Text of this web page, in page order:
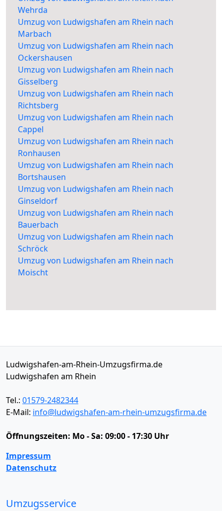
Wehrda
Umzug von Ludwigshafen am Rhein nach
Marbach
Umzug von Ludwigshafen am Rhein nach
Ockershausen
Umzug von Ludwigshafen am Rhein nach
Gisselberg
Umzug von Ludwigshafen am Rhein nach
Richtsberg
Umzug von Ludwigshafen am Rhein nach
Cappel
Umzug von Ludwigshafen am Rhein nach
Ronhausen
Umzug von Ludwigshafen am Rhein nach
Bortshausen
Umzug von Ludwigshafen am Rhein nach
Ginseldorf
Umzug von Ludwigshafen am Rhein nach
Bauerbach
Umzug von Ludwigshafen am Rhein nach
Schröck
Umzug von Ludwigshafen am Rhein nach
Moischt
Ludwigshafen-am-Rhein-Umzugsfirma.de
Ludwigshafen am Rhein
Tel.: 01579-2482344
E-Mail: info@ludwigshafen-am-rhein-umzugsfirma.de
Öffnungszeiten: Mo - Sa: 09:00 - 17:30 Uhr
Impressum
Datenschutz
Umzugsservice